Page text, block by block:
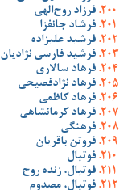
فرزاد روح‌الهی
فرشاد جانفزا
فرشید علیزاده
فرشید فارسی نژادیان
فرهاد سالاری
فرهاد نژادفصیحی
فرهاد کاظمی
فرهاد کرمانشاهی
فرهنگی
فروتن باقریان
فوتبال
فوتبال، زنده روح
فوتبال، مصدوم